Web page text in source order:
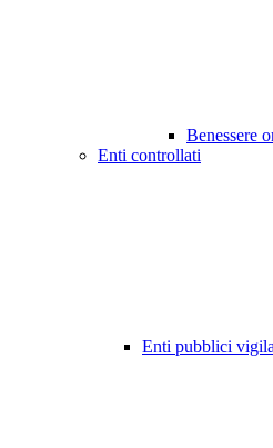
Benessere
Enti controllati
Enti pubblici